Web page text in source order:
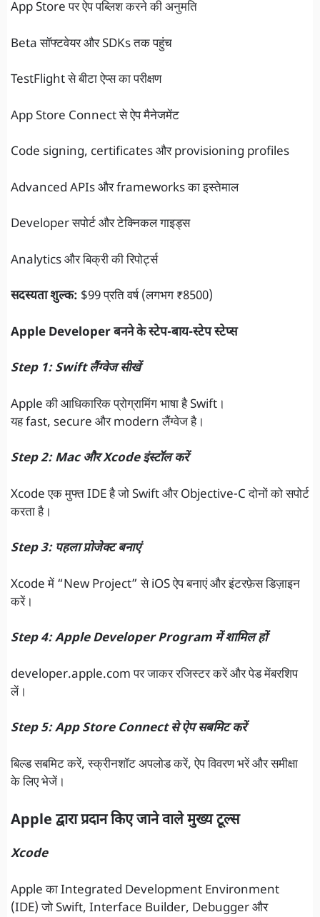
App Store पर ऐप पब्लिश करने की अनुमति
Beta सॉफ्टवेयर और SDKs तक पहुंच
TestFlight से बीटा ऐप्स का परीक्षण
App Store Connect से ऐप मैनेजमेंट
Code signing, certificates और provisioning profiles
Advanced APIs और frameworks का इस्तेमाल
Developer सपोर्ट और टेक्निकल गाइड्स
Analytics और बिक्री की रिपोर्ट्स
सदस्यता शुल्क: $99 प्रति वर्ष (लगभग ₹8500)
Apple Developer बनने के स्टेप-बाय-स्टेप स्टेप्स
Step 1: Swift लैंग्वेज सीखें
Apple की आधिकारिक प्रोग्रामिंग भाषा है Swift।
यह fast, secure और modern लैंग्वेज है।
Step 2: Mac और Xcode इंस्टॉल करें
Xcode एक मुफ्त IDE है जो Swift और Objective-C दोनों को सपोर्ट
करता है।
Step 3: पहला प्रोजेक्ट बनाएं
Xcode में “New Project” से iOS ऐप बनाएं और इंटरफ़ेस डिज़ाइन
करें।
Step 4: Apple Developer Program में शामिल हों
developer.apple.com पर जाकर रजिस्टर करें और पेड मेंबरशिप
लें।
Step 5: App Store Connect से ऐप सबमिट करें
बिल्ड सबमिट करें, स्क्रीनशॉट अपलोड करें, ऐप विवरण भरें और समीक्षा
के लिए भेजें।
Apple द्वारा प्रदान किए जाने वाले मुख्य टूल्स
Xcode
Apple का Integrated Development Environment
(IDE) जो Swift, Interface Builder, Debugger और